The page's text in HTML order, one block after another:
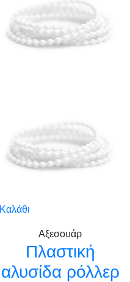
Καλάθι
Αξεσουάρ
Πλαστική
αλυσίδα ρόλλερ